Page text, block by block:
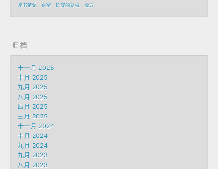
读书笔记 财富 长安的荔枝 魔方
归档
十一月 2025
十月 2025
九月 2025
八月 2025
四月 2025
三月 2025
十一月 2024
十月 2024
九月 2024
九月 2023
八月 2023